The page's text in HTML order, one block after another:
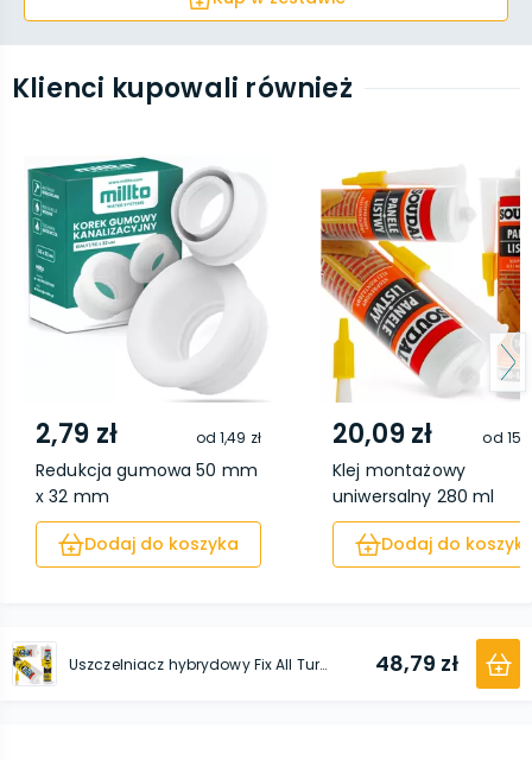
Klienci kupowali również
2,79 zł od1,49 zł
Redukcja gumowa 50 mm
x 32 mm
Dodaj do koszyka
20,09 zł od
Klej montażowy
uniwersalny 280 ml
Dodaj do
Uszczelniacz hybrydowy Fix All Turbo 290 ml biały 48,79 zł